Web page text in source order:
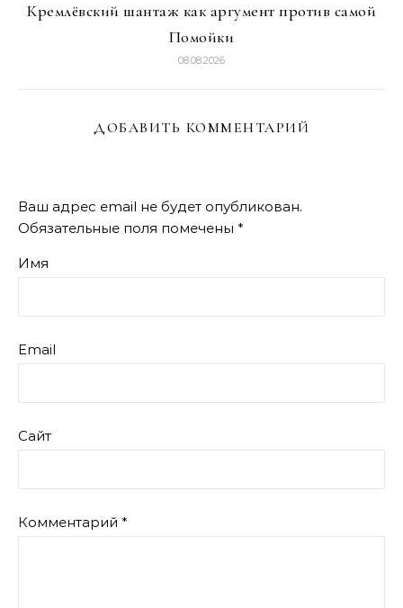
Кремлёвский шантаж как аргумент против самой
Помойки
08.08.2026
ДОБАВИТЬ КОММЕНТАРИЙ
Ваш адрес email не будет опубликован.
Обязательные поля помечены *
Имя
Email
Сайт
Комментарий *